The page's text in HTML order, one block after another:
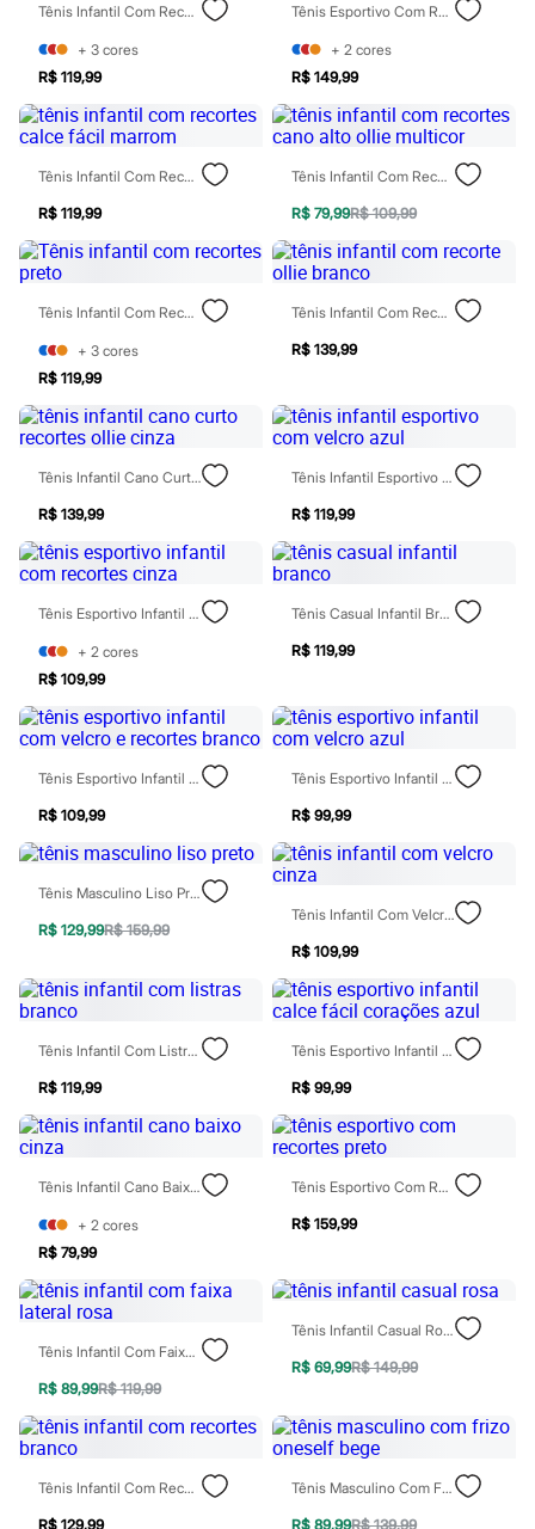
Blusas
Calçados
Leggings
Shorts e Bermudas
Tops
Moda íntima
Calcinhas
Cintas e Modeladores
Meias
Pijamas
Moda praia
Biquínis
Saídas de praia
Personagens
Plus size
Blusas e Camisetas
Calças
Casacos e Jaquetas
Jeans
Moda esportiva
Shorts e Saias
Vestidos
Em alta
Dia dos Pais
Novidades
Roupas
Bermudas
Camisas
Calças
Camisetas e Regatas
Casacos e Jaquetas
Jeans
Polos
Acessórios
Chapéus e Bonés
Carteiras
Óculos
Relógios
Botas
Chinelos
Sapatos
Sandálias e Papetes
Moda esportiva
Acessórios
Bermudas
Camisetas
Calças
Calçados
Regatas
Moda íntima
Cuecas
Meias
Pijamas
Moda praia
Personagens
Blusas e Camisetas
Calças
Camisas
Casacos e Jaquetas
Jeans
Moda esportiva
Shorts e Bermudas
Tênis Infantil Com Recortes Azul
+ 3 cores
R$ 119,99
Tênis Esportivo Com Recorte Azul
+ 2 cores
R$ 149,99
Tênis Infantil Com Recortes Calce Fácil Marrom
R$ 119,99
Tênis Infantil Com Recortes Cano Alto Ollie Multicor
R$ 79,99R$ 109,99
Tênis Infantil Com Recortes Preto
+ 3 cores
R$ 119,99
Tênis Infantil Com Recorte Ollie Branco
R$ 139,99
Tênis Infantil Cano Curto Recortes Ollie Cinza
R$ 139,99
Tênis Infantil Esportivo Com Velcro Azul
R$ 119,99
Tênis Esportivo Infantil Com Recortes Cinza
+ 2 cores
R$ 109,99
Tênis Casual Infantil Branco
R$ 119,99
Tênis Esportivo Infantil Com Velcro E Recortes Branco
R$ 109,99
Tênis Esportivo Infantil Com Velcro Azul
R$ 99,99
Tênis Masculino Liso Preto
R$ 129,99R$ 159,99
Tênis Infantil Com Velcro Cinza
R$ 109,99
Tênis Infantil Com Listras Branco
R$ 119,99
Tênis Esportivo Infantil Calce Fácil Corações Azul
R$ 99,99
Tênis Infantil Cano Baixo Cinza
+ 2 cores
R$ 79,99
Tênis Esportivo Com Recortes Preto
R$ 159,99
Tênis Infantil Com Faixa Lateral Rosa
R$ 89,99R$ 119,99
Tênis Infantil Casual Rosa
R$ 69,99R$ 149,99
Tênis Infantil Com Recortes Branco
R$ 129,99
Tênis Masculino Com Frizo Oneself Bege
R$ 89,99R$ 139,99